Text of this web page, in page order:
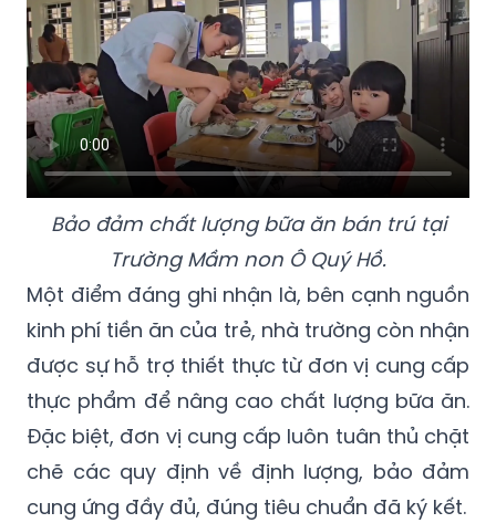
Bảo đảm chất lượng bữa ăn bán trú tại
Trường Mầm non Ô Quý Hồ.
Một điểm đáng ghi nhận là, bên cạnh nguồn
kinh phí tiền ăn của trẻ, nhà trường còn nhận
được sự hỗ trợ thiết thực từ đơn vị cung cấp
thực phẩm để nâng cao chất lượng bữa ăn.
Đặc biệt, đơn vị cung cấp luôn tuân thủ chặt
chẽ các quy định về định lượng, bảo đảm
cung ứng đầy đủ, đúng tiêu chuẩn đã ký kết.